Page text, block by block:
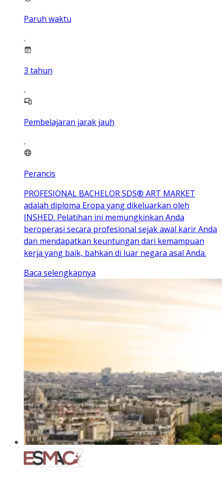
Paruh waktu
3 tahun
Pembelajaran jarak jauh
Perancis
PROFESIONAL BACHELOR SDS® ART MARKET
adalah diploma Eropa yang dikeluarkan oleh
INSHED. Pelatihan ini memungkinkan Anda
beroperasi secara profesional sejak awal karir Anda
dan mendapatkan keuntungan dari kemampuan
kerja yang baik, bahkan di luar negara asal Anda.
Baca selengkapnya